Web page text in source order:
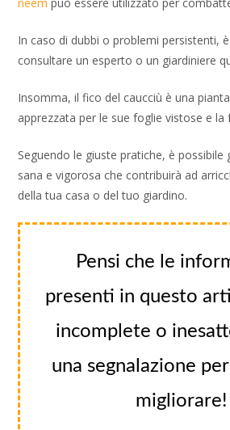
In caso di dubbi o problemi persistenti,
consultare un esperto o un giardiniere
Insomma, il fico del caucciù è una
apprezzata per le sue foglie vistose e la
Seguendo le giuste pratiche, è possibile
sana e vigorosa che contribuirà ad
della tua casa o del tuo giardino.
Pensi che le
presenti in questo
incomplete o
una segnalazione
migliorare!